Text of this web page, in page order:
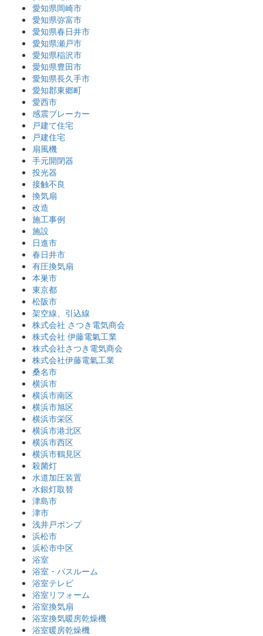
愛知県岡崎市
愛知県弥富市
愛知県春日井市
愛知県瀬戸市
愛知県稲沢市
愛知県豊田市
愛知県長久手市
愛知郡東郷町
愛西市
感震ブレーカー
戸建て住宅
戸建住宅
扇風機
手元開閉器
投光器
接触不良
換気扇
改造
施工事例
施設
日進市
春日井市
有圧換気扇
本巣市
東京都
松阪市
架空線、引込線
株式会社 さつき電気商会
株式会社 伊藤電氣工業
株式会社さつき電気商会
株式会社伊藤電氣工業
桑名市
横浜市
横浜市南区
横浜市旭区
横浜市栄区
横浜市港北区
横浜市西区
横浜市鶴見区
殺菌灯
水道加圧装置
水銀灯取替
津島市
津市
浅井戸ポンプ
浜松市
浜松市中区
浴室
浴室・バスルーム
浴室テレビ
浴室リフォーム
浴室換気扇
浴室換気暖房乾燥機
浴室暖房乾燥機